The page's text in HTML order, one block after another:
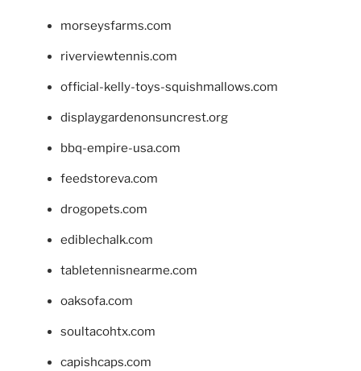
morseysfarms.com
riverviewtennis.com
official-kelly-toys-squishmallows.com
displaygardenonsuncrest.org
bbq-empire-usa.com
feedstoreva.com
drogopets.com
ediblechalk.com
tabletennisnearme.com
oaksofa.com
soultacohtx.com
capishcaps.com